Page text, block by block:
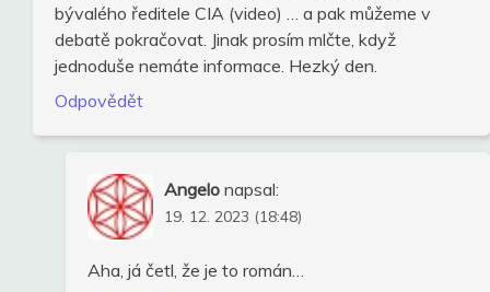
bývalého ředitele CIA (video) … a pak můžeme v
debatě pokračovat. Jinak prosím mlčte, když
jednoduše nemáte informace. Hezký den.
Odpovědět
Angelo napsal:
19. 12. 2023 (18:48)
Aha, já četl, že je to román…